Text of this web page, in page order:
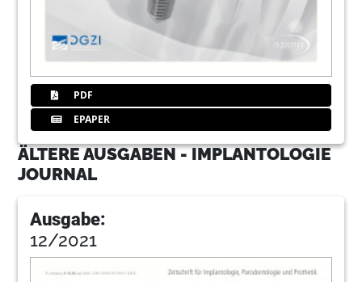
PDF
EPAPER
ÄLTERE AUSGABEN - IMPLANTOLOGIE
JOURNAL
Ausgabe:
12/2021